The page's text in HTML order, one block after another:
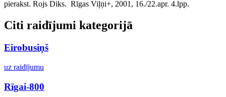
pierakst. Rojs Diks. Rīgas Viļņi+, 2001, 16./22.apr. 4.lpp.
Citi raidījumi kategorijā
Eirobusiņš
uz raidījumu
Rīgai-800